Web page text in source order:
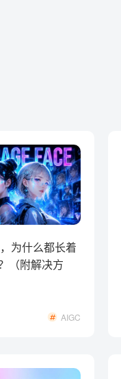
为什么都长着
（附解决方
AIGC